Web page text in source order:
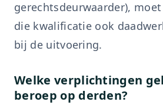
gerechtsdeurwaarder),
die kwalificatie ook
bij de uitvoering.
Welke verplichtingen
beroep op derden?